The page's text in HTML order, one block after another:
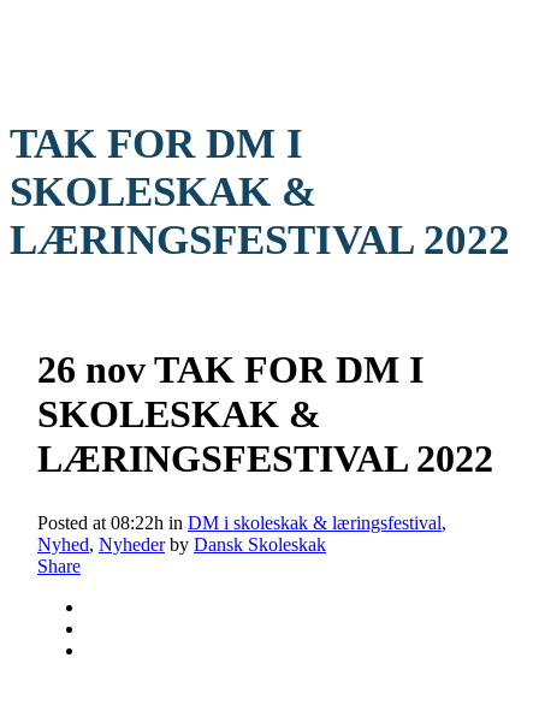
TAK FOR DM I
SKOLESKAK &
LÆRINGSFESTIVAL 2022
26 novTAK FOR DM I
SKOLESKAK &
LÆRINGSFESTIVAL 2022
Posted at 08:22h in DM i skoleskak & læringsfestival,
Nyhed, Nyheder by Dansk Skoleskak
Share